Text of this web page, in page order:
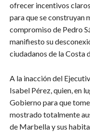
ofrecer incentivos
para que se construyan
compromiso de Pedro
manifiesto su
ciudadanos de la Costa
A la inacción del
Isabel Pérez, quien, en
Gobierno para que
mostrado totalmente
de Marbella y sus